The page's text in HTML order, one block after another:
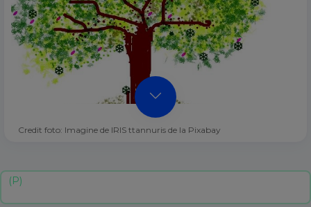
Credit foto: Imagine de IRIS ttannuris de la Pixabay